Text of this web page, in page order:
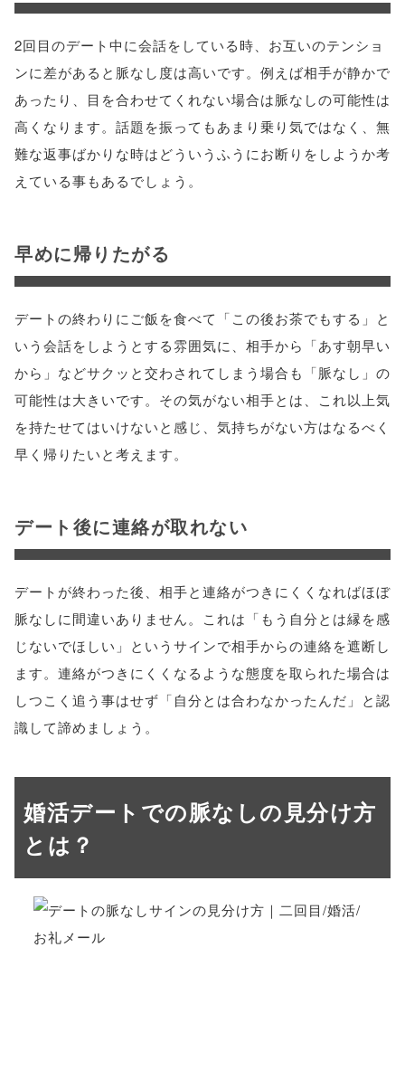
2回目のデート中に会話をしている時、お互いのテンショ
ンに差があると脈なし度は高いです。例えば相手が静かで
あったり、目を合わせてくれない場合は脈なしの可能性は
高くなります。話題を振ってもあまり乗り気ではなく、無
難な返事ばかりな時はどういうふうにお断りをしようか考
えている事もあるでしょう。
早めに帰りたがる
デートの終わりにご飯を食べて「この後お茶でもする」と
いう会話をしようとする雰囲気に、相手から「あす朝早い
から」などサクッと交わされてしまう場合も「脈なし」の
可能性は大きいです。その気がない相手とは、これ以上気
を持たせてはいけないと感じ、気持ちがない方はなるべく
早く帰りたいと考えます。
デート後に連絡が取れない
デートが終わった後、相手と連絡がつきにくくなればほぼ
脈なしに間違いありません。これは「もう自分とは縁を感
じないでほしい」というサインで相手からの連絡を遮断し
ます。連絡がつきにくくなるような態度を取られた場合は
しつこく追う事はせず「自分とは合わなかったんだ」と認
識して諦めましょう。
婚活デートでの脈なしの見分け方
とは？